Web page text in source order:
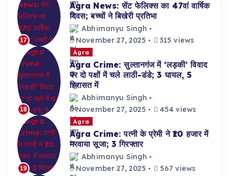
17
Agra News: सेंट फेलिक्स का 47वां वार्षिक
दिवस; बच्चों ने बिखेरी प्रतिभा
Abhimanyu Singh
November 27, 2025
315 views
18
Agra
Agra Crime: सुल्तानगंज में ‘लड़की’ विवाद
पर दो पक्षों में चले लाठी-डंडे; 3 घायल, 5
हिरासत में
Abhimanyu Singh
November 27, 2025
454 views
19
Agra
Agra Crime: पत्नी के प्रेमी ने ₹10 हजार में
मरवाया सूजा; 3 गिरफ्तार
Abhimanyu Singh
November 27, 2025
567 views